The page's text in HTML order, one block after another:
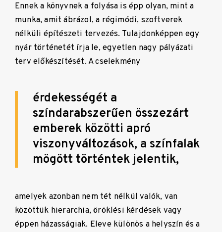
Ennek a könyvnek a folyása is épp olyan, mint a
munka, amit ábrázol, a régimódi, szoftverek
nélküli építészeti tervezés. Tulajdonképpen egy
nyár történetét írja le, egyetlen nagy pályázati
terv előkészítését. A cselekmény
érdekességét a
színdarabszerűen összezárt
emberek közötti apró
viszonyváltozások, a színfalak
mögött történtek jelentik,
amelyek azonban nem tét nélkül valók, van
közöttük hierarchia, öröklési kérdések vagy
éppen házasságiak. Eleve különös a helyszín és a